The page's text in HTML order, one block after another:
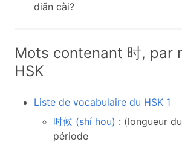
diǎn cài?
Mots contenant 时, par
HSK
Liste de vocabulaire du HSK 1
时候 (shí hou) : (longueur
période